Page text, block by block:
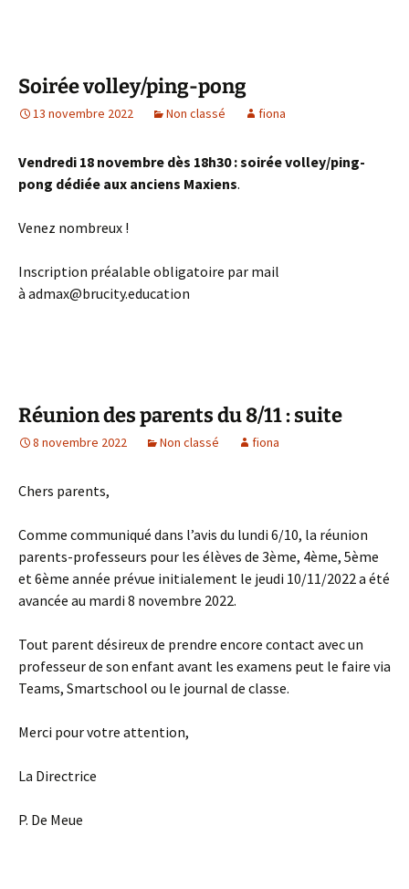
Soirée volley/ping-pong
13 novembre 2022 Non classé fiona
Vendredi 18 novembre dès 18h30 : soirée volley/ping-
pong dédiée aux anciens Maxiens.
Venez nombreux !
Inscription préalable obligatoire par mail
à admax@brucity.education
Réunion des parents du 8/11 : suite
8 novembre 2022 Non classé fiona
Chers parents,
Comme communiqué dans l’avis du lundi 6/10, la réunion
parents-professeurs pour les élèves de 3ème, 4ème, 5ème
et 6ème année prévue initialement le jeudi 10/11/2022 a été
avancée au mardi 8 novembre 2022.
Tout parent désireux de prendre encore contact avec un
professeur de son enfant avant les examens peut le faire via
Teams, Smartschool ou le journal de classe.
Merci pour votre attention,
La Directrice
P. De Meue